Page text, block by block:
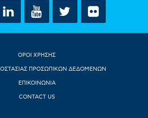
ΟΡΟΙ ΧΡΗΣΗΣ
ΠΡΟΣΩΠΙΚΩΝ ΔΕΔΟΜΕΝΩΝ
ΕΠΙΚΟΙΝΩΝΙΑ
CONTACT US